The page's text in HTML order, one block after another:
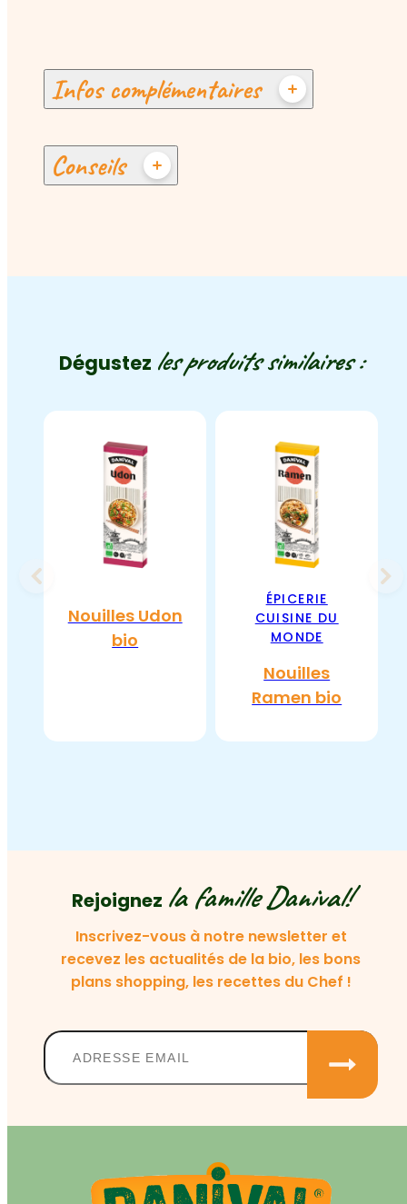
Infos complémentaires
Conseils
Dégustez les produits similaires :
Nouilles Udon
bio
ÉPICERIE
CUISINE DU
MONDE
Nouilles
Ramen bio
Rejoignez la famille Danival!
Inscrivez-vous à notre newsletter et
recevez les actualités de la bio, les bons
plans shopping, les recettes du Chef !